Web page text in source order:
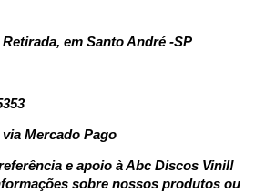
em Santo André -SP
Mercado Pago
e apoio à Abc Discos Vinil!
sobre nossos produtos ou